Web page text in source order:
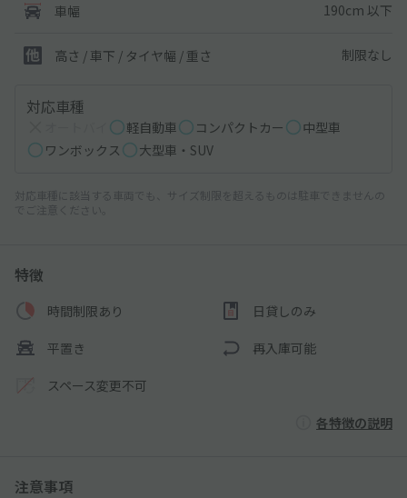
車幅 190cm 以下
高さ / 車下 / タイヤ幅 / 重さ 制限なし
対応車種
軽自動車 コンパクトカー
中型車
ワンボックス
大型車・SUV
対応車種に該当する車両でも、サイズ制限を超えるものは駐車できませんの
でご注意ください。
特徴
時間制限あり 日貸しのみ
平置き 再入庫可能
スペース変更不可
各特徴の説明
注意事項